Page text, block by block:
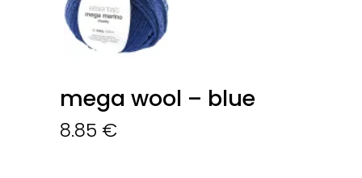
mega wool – blue
8.85 €